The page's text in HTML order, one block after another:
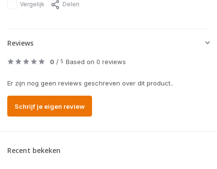
Vergelijk Delen
Reviews
0 / 5 Based on 0 reviews
Er zijn nog geen reviews geschreven over dit product..
Schrijf je eigen review
Recent bekeken